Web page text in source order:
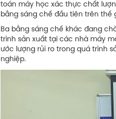
toán máy học xác thực chất
bằng sáng chế đầu tiên trên thế
Ba bằng sáng chế khác đang
trình sản xuất tại các nhà máy
ước lượng rủi ro trong quá trình
nghiệp.